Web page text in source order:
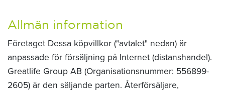
Allmän information
Företaget Dessa köpvillkor ("avtalet" nedan) är
anpassade för försäljning på Internet (distanshandel).
Greatlife Group AB (Organisationsnummer: 556899-
2605) är den säljande parten. Återförsäljare,